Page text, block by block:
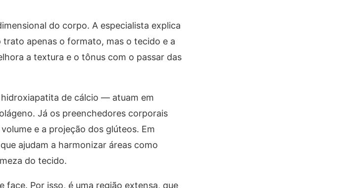
do corpo. A especialista explica
apenas o formato, mas o tecido e a
a textura e o tônus com o passar das
de cálcio — atuam em
Já os preenchedores corporais
e a projeção dos glúteos. Em
ajudam a harmonizar áreas como
do tecido.
face. Por isso, é uma região extensa, que